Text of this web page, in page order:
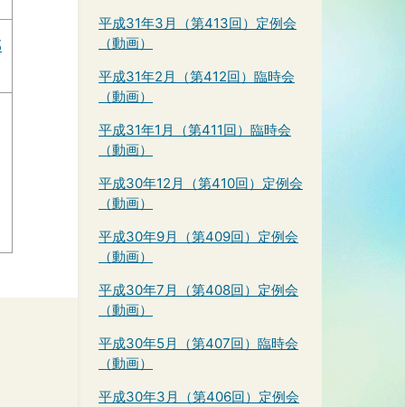
平成31年3月（第413回）定例会
（動画）
平成31年2月（第412回）臨時会
（動画）
平成31年1月（第411回）臨時会
（動画）
平成30年12月（第410回）定例会
（動画）
平成30年9月（第409回）定例会
（動画）
平成30年7月（第408回）定例会
（動画）
平成30年5月（第407回）臨時会
（動画）
平成30年3月（第406回）定例会